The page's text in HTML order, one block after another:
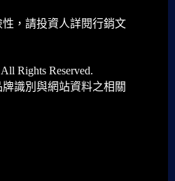
，請投資人詳閱行銷文
Rights Reserved.
識別與網站資料之相關